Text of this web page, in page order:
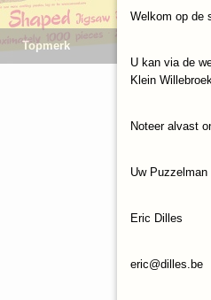
Topmerk
Welkom op de
U kan via de
Klein
Noteer alvast
Uw Puzzelman
Eric Dilles
eric@dilles.be